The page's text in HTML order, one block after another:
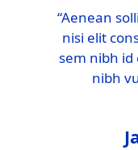
“Aenean
nisi elit
sem nibh id
nibh